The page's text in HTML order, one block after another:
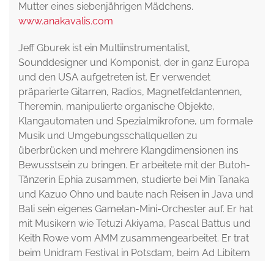
Mutter eines siebenjährigen Mädchens.
www.anakavalis.com
Jeff Gburek ist ein Multiinstrumentalist,
Sounddesigner und Komponist, der in ganz Europa
und den USA aufgetreten ist. Er verwendet
präparierte Gitarren, Radios, Magnetfeldantennen,
Theremin, manipulierte organische Objekte,
Klangautomaten und Spezialmikrofone, um formale
Musik und Umgebungsschallquellen zu
überbrücken und mehrere Klangdimensionen ins
Bewusstsein zu bringen. Er arbeitete mit der Butoh-
Tänzerin Ephia zusammen, studierte bei Min Tanaka
und Kazuo Ohno und baute nach Reisen in Java und
Bali sein eigenes Gamelan-Mini-Orchester auf. Er hat
mit Musikern wie Tetuzi Akiyama, Pascal Battus und
Keith Rowe vom AMM zusammengearbeitet. Er trat
beim Unidram Festival in Potsdam, beim Ad Libitem